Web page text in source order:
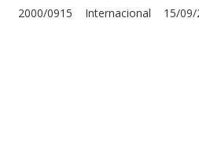
2000/0915 Internacional 15/09/